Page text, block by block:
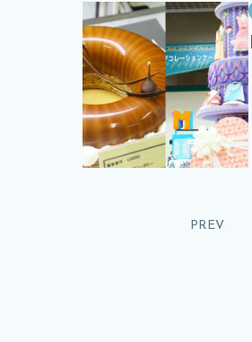
PREV